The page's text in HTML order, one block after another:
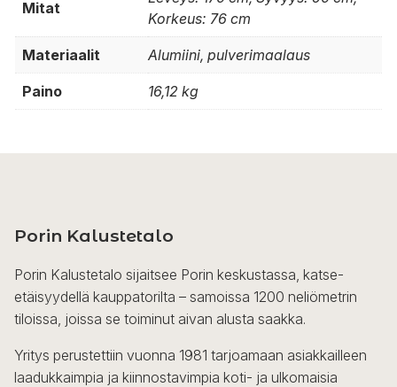
Mitat
Korkeus: 76 cm
Materiaalit Alumiini, pulverimaalaus
Paino 16,12 kg
Porin Kalustetalo
Porin Kalustetalo sijaitsee Porin keskustassa, katse-
etäisyydellä kauppatorilta – samoissa 1200 neliömetrin
tiloissa, joissa se toiminut aivan alusta saakka.
Yritys perustettiin vuonna 1981 tarjoamaan asiakkailleen
laadukkaimpia ja kiinnostavimpia koti- ja ulkomaisia